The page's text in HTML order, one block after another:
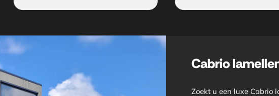
Cabrio
Zoekt u een luxe Cabrio